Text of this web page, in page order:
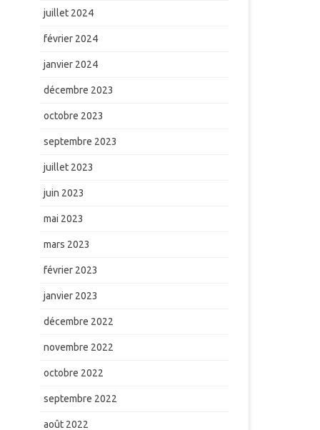
juillet 2024
février 2024
janvier 2024
décembre 2023
octobre 2023
septembre 2023
juillet 2023
juin 2023
mai 2023
mars 2023
février 2023
janvier 2023
décembre 2022
novembre 2022
octobre 2022
septembre 2022
août 2022